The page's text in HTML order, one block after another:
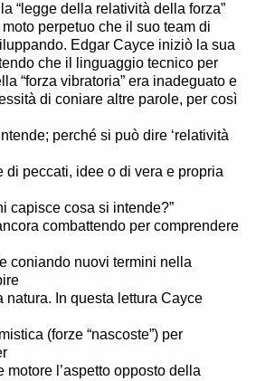
“legge della relatività della forza”
perpetuo che il suo team di
Edgar Cayce iniziò la sua
che il linguaggio tecnico per
“forza vibratoria” era inadeguato e
di coniare altre parole, per così
perché si può dire ‘relatività
di peccati, idee o di vera e propria
capisce cosa si intende?”
combattendo per comprendere
coniando nuovi termini nella
natura. In questa lettura Cayce
(forze “nascoste”) per
motore l’aspetto opposto della